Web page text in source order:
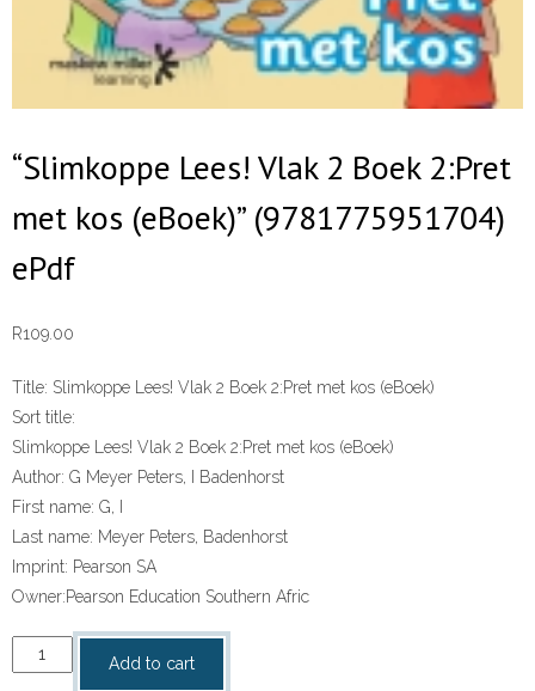
“Slimkoppe Lees! Vlak 2 Boek 2:Pret
met kos (eBoek)” (9781775951704)
ePdf
R109.00
Title: Slimkoppe Lees! Vlak 2 Boek 2:Pret met kos (eBoek)
Sort title:
Slimkoppe Lees! Vlak 2 Boek 2:Pret met kos (eBoek)
Author: G Meyer Peters, I Badenhorst
First name: G, I
Last name: Meyer Peters, Badenhorst
Imprint: Pearson SA
Owner:Pearson Education Southern Afric
“Slimkoppe
Lees!
Add to cart